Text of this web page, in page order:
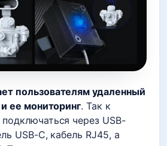
пользователям удаленный
ее мониторинг. Так к
через USB-
USB-C, кабель RJ45, а